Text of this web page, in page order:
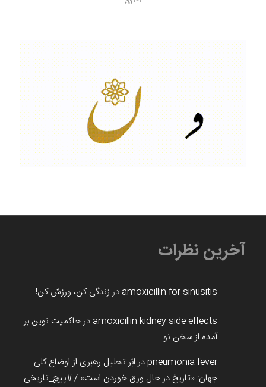
آخرین نظرات
amoxicillin for sinusitis درزندگی کن، ورزش کن!
amoxicillin kidney side effects درحاکمیت نوین بر
آمده از سخن نو
pneumonia feverدرابَر تحلیل رهبری از اوضاع کلی
جهان: «تاریخ در حال ورق خوردن است» / #پیچ_تاریخی